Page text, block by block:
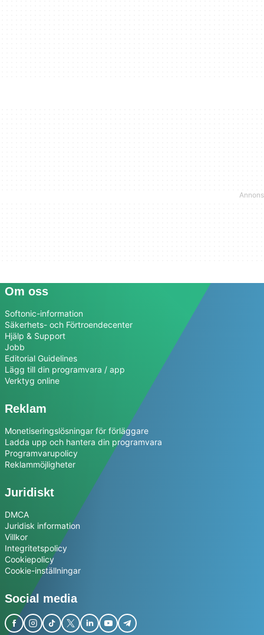
Om oss
Softonic-information
Säkerhets- och Förtroendecenter
Hjälp & Support
Jobb
Editorial Guidelines
Lägg till din programvara / app
Verktyg online
Reklam
Monetiseringslösningar för förläggare
Ladda upp och hantera din programvara
Programvarupolicy
Reklammöjligheter
Juridiskt
DMCA
Juridisk information
Villkor
Integritetspolicy
Cookiepolicy
Cookie-inställningar
Social media